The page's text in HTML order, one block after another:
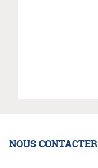
NOUS CONTACTER